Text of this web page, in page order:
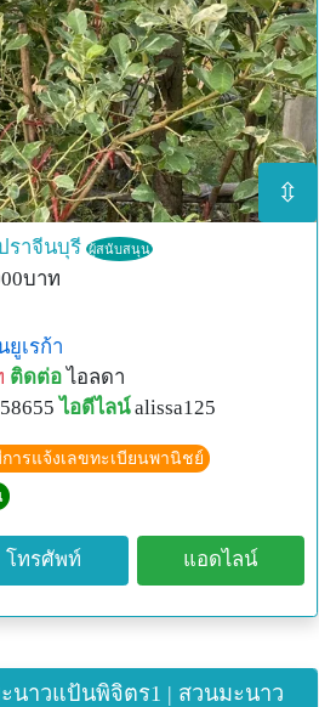
⇳
ราจีนบุรี ผู้สนับสนุน
บาท
ยูเรก้า
ติดต่อไอลดา
ไอดีไลน์ alissa125
ารแจ้งเลขทะเบียนพานิชย์
โทรศัพท์ แอดไลน์
นาวแป้นพิจิตร1 | สวนมะนาว